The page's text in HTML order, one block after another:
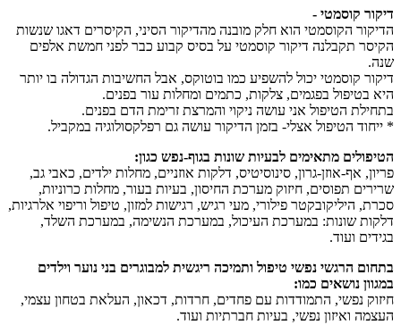
דיקור קוסמטי -
הדיקור הקוסמטי הוא חלק מובנה מהדיקור הסיני, הקיסרים דאגו שנשות
הקיסר תקבלנה דיקור קוסמטי על בסיס קבוע כבר לפני חמשת אלפים
שנה.
דיקור קוסמטי יכול להשפיע כמו בוטוקס, אבל החשיבות הגדולה בו יותר
היא בטיפול בפגמים, צלקות, כתמים ומחלות עור בפנים.
בתחילת הטיפול אני עושה ניקוי והמרצת זרימת הדם בפנים.
* ייחוד הטיפול אצלי- בזמן הדיקור עושה גם רפלקסולוגיה במקביל.
הטיפולים מתאימים לבעיות שונות בגוף-נפש כגון:
פריון, אף-אוזן-גרון, סינוסיטיס, דלקות אוזניים, מחלות ילדים, כאבי גב,
שרירים תפוסים, חיזוק מערכת החיסון, בעיות בעור, מחלות כרוניות,
סכרת, היליקובקטר פילורי, מעי רגיש, רגישות למזון, טיפול וריפוי אלרגיות,
דלקות שונות: במערכת העיכול, במערכת הנשימה, במערכת השלד,
בגידים ועוד.
בתחום הרגשי נפשי טיפול ותמיכה ריגשית למבוגרים בני נוער וילדים
במגוון נושאים כמו:
חיזוק נפשי, התמודדות עם פחדים, חרדות, דכאון, העלאת בטחון עצמי,
העצמה ואיזון נפשי, בעיות חברתיות ועוד.